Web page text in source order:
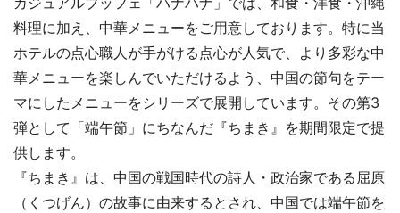
料理に加え、中華メニューをご用意しております。特に当
ホテルの点心職人が手がける点心が人気で、より多彩な中
華メニューを楽しんでいただけるよう、中国の節句をテー
マにしたメニューをシリーズで展開しています。その第3
弾として「端午節」にちなんだ『ちまき』を期間限定で提
供します。
『ちまき』は、中国の戦国時代の詩人・政治家である屈原
（くつげん）の故事に由来するとされ、中国では端午節を